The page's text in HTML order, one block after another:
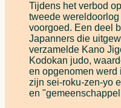
Tijdens het verbod
tweede
voorgoed. Een deel
Japanners die
verzamelde Kano
Kodokan judo,
en opgenomen werd
zijn sei-roku-zen-yo
en